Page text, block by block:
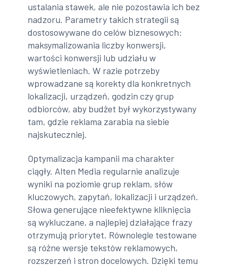
ustalania stawek, ale nie pozostawia ich bez
nadzoru. Parametry takich strategii są
dostosowywane do celów biznesowych:
maksymalizowania liczby konwersji,
wartości konwersji lub udziału w
wyświetleniach. W razie potrzeby
wprowadzane są korekty dla konkretnych
lokalizacji, urządzeń, godzin czy grup
odbiorców, aby budżet był wykorzystywany
tam, gdzie reklama zarabia na siebie
najskuteczniej.
Optymalizacja kampanii ma charakter
ciągły. Alten Media regularnie analizuje
wyniki na poziomie grup reklam, słów
kluczowych, zapytań, lokalizacji i urządzeń.
Słowa generujące nieefektywne kliknięcia
są wykluczane, a najlepiej działające frazy
otrzymują priorytet. Równolegle testowane
są różne wersje tekstów reklamowych,
rozszerzeń i stron docelowych. Dzięki temu